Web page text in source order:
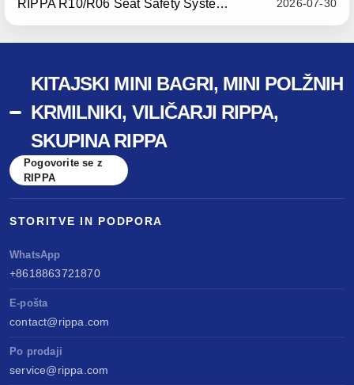
2026-07-30
RIPPA R10/R06 Seat Safety System Upgrade — Effective July 22, 2026
KITAJSKI MINI BAGRI, MINI POLŽNIH
KRMILNIKI, VILIČARJI RIPPA,
SKUPINA RIPPA
Pogovorite se z
RIPPA
STORITVE IN PODPORA
WhatsApp
+8618863721870
E-pošta
contact@rippa.com
Po prodaji
service@rippa.com